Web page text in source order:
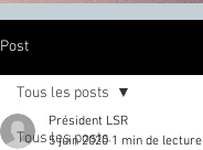
Post
Tous les posts
Tous les posts
Président LSR
5 juin 2020 1 min de lecture